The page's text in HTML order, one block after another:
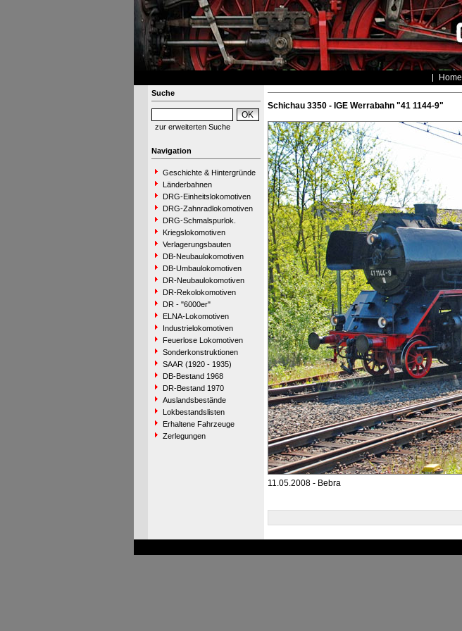
Home
Suche
zur erweiterten Suche
Navigation
Geschichte & Hintergründe
Länderbahnen
DRG-Einheitslokomotiven
DRG-Zahnradlokomotiven
DRG-Schmalspurlok.
Kriegslokomotiven
Verlagerungsbauten
DB-Neubaulokomotiven
DB-Umbaulokomotiven
DR-Neubaulokomotiven
DR-Rekolokomotiven
DR - "6000er"
ELNA-Lokomotiven
Industrielokomotiven
Feuerlose Lokomotiven
Sonderkonstruktionen
SAAR (1920 - 1935)
DB-Bestand 1968
DR-Bestand 1970
Auslandsbestände
Lokbestandslisten
Erhaltene Fahrzeuge
Zerlegungen
Schichau 3350 - IGE Werrabahn "41 1144-9"
11.05.2008 - Bebra